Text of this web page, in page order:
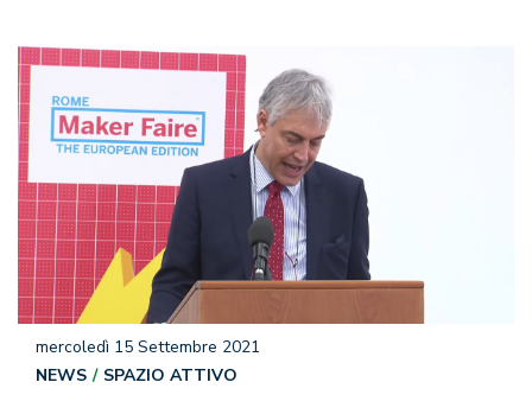
mercoledì 15 Settembre 2021
NEWS
SPAZIO ATTIVO